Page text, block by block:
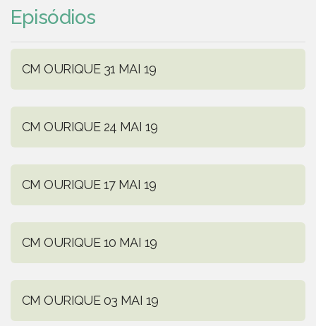
Episódios
CM OURIQUE 31 MAI 19
CM OURIQUE 24 MAI 19
CM OURIQUE 17 MAI 19
CM OURIQUE 10 MAI 19
CM OURIQUE 03 MAI 19